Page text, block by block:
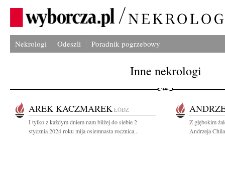
Nekrologi Odeszli Poradnik pogrzebowy
Inne nekrologi
AREK KACZMAREK ŁÓDŹ
I tylko z każdym dniem nam bliżej do siebie 2
stycznia 2024 roku mija osiemnasta rocznica...
Z głębokim
Andrzeja